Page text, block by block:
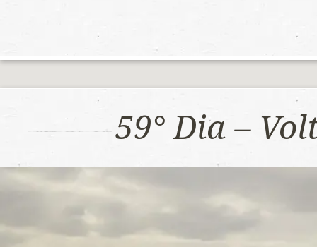
59° Dia –